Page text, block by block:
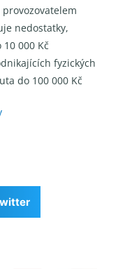
nedostatky,
000 Kč
fyzických
do 100 000 Kč